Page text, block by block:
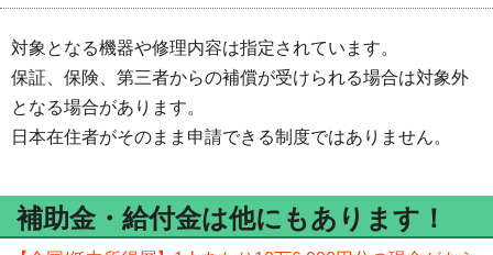
対象となる機器や修理内容は指定されています。
保証、保険、第三者からの補償が受けられる場合は対象外
となる場合があります。
日本在住者がそのまま申請できる制度ではありません。
補助金・給付金は他にもあります！